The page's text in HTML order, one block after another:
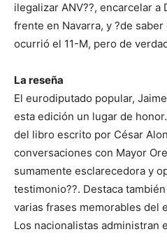
ilegalizar ANV??, encarcelar a
frente en Navarra, y ?de
ocurrió el 11-M, pero de
La reseña
El eurodiputado popular,
esta edición un lugar de
del libro escrito por César
conversaciones con Mayor
sumamente esclarecedora y
testimonio??. Destaca
varias frases memorables del
Los nacionalistas administran